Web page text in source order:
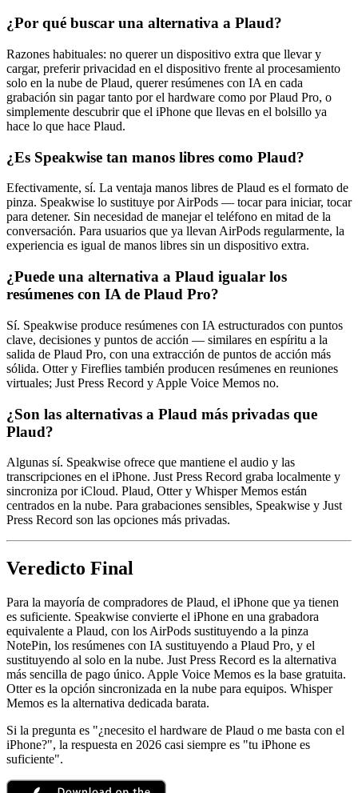
¿Por qué buscar una alternativa a Plaud?
Razones habituales: no querer un dispositivo extra que llevar y
cargar, preferir privacidad en el dispositivo frente al procesamiento
solo en la nube de Plaud, querer resúmenes con IA en cada
grabación sin pagar tanto por el hardware como por Plaud Pro, o
simplemente descubrir que el iPhone que llevas en el bolsillo ya
hace lo que hace Plaud.
¿Es Speakwise tan manos libres como Plaud?
Efectivamente, sí. La ventaja manos libres de Plaud es el formato de
pinza. Speakwise lo sustituye por AirPods — tocar para iniciar, tocar
para detener. Sin necesidad de manejar el teléfono en mitad de la
conversación. Para usuarios que ya llevan AirPods regularmente, la
experiencia es igual de manos libres sin un dispositivo extra.
¿Puede una alternativa a Plaud igualar los
resúmenes con IA de Plaud Pro?
Sí. Speakwise produce resúmenes con IA estructurados con puntos
clave, decisiones y puntos de acción — similares en espíritu a la
salida de Plaud Pro, con una extracción de puntos de acción más
sólida. Otter y Fireflies también producen resúmenes en reuniones
virtuales; Just Press Record y Apple Voice Memos no.
¿Son las alternativas a Plaud más privadas que
Plaud?
Algunas sí. Speakwise ofrece que mantiene el audio y las
transcripciones en el iPhone. Just Press Record graba localmente y
sincroniza por iCloud. Plaud, Otter y Whisper Memos están
centrados en la nube. Para grabaciones sensibles, Speakwise y Just
Press Record son las opciones más privadas.
Veredicto Final
Para la mayoría de compradores de Plaud, el iPhone que ya tienen
es suficiente. Speakwise convierte el iPhone en una grabadora
equivalente a Plaud, con los AirPods sustituyendo a la pinza
NotePin, los resúmenes con IA sustituyendo a Plaud Pro, y el
sustituyendo al solo en la nube. Just Press Record es la alternativa
más sencilla de pago único. Apple Voice Memos es la base gratuita.
Otter es la opción sincronizada en la nube para equipos. Whisper
Memos es la alternativa dedicada barata.
Si la pregunta es "¿necesito el hardware de Plaud o me basta con el
iPhone?", la respuesta en 2026 casi siempre es "tu iPhone es
suficiente".